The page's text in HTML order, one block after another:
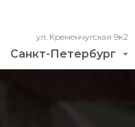
Санкт-Петербург
ул. Кременчугская 9к2